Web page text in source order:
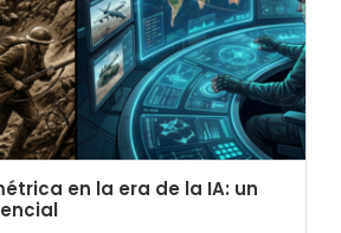
en la era de la IA: un